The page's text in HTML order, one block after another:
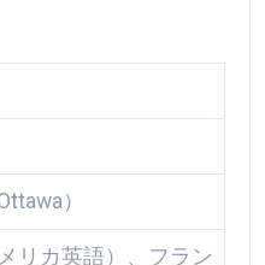
）
リカ英語）、フラン